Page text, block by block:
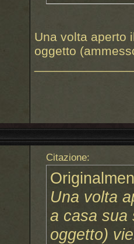
Una volta aperto
oggetto
Citazione:
Una volta
a casa sua
oggetto)